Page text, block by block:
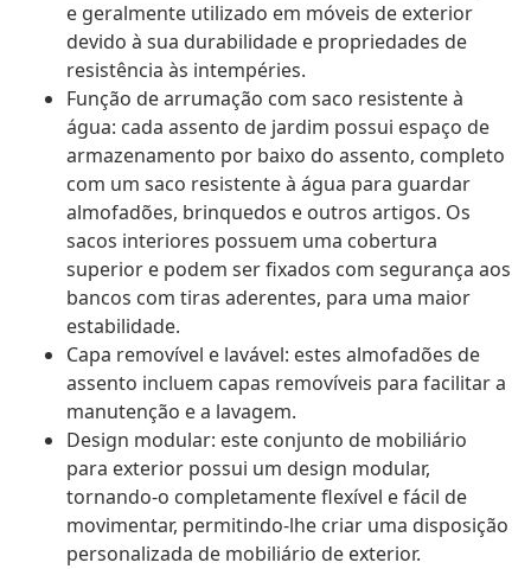
e geralmente utilizado em móveis de exterior
devido à sua durabilidade e propriedades de
resistência às intempéries.
Função de arrumação com saco resistente à
água: cada assento de jardim possui espaço de
armazenamento por baixo do assento, completo
com um saco resistente à água para guardar
almofadões, brinquedos e outros artigos. Os
sacos interiores possuem uma cobertura
superior e podem ser fixados com segurança aos
bancos com tiras aderentes, para uma maior
estabilidade.
Capa removível e lavável: estes almofadões de
assento incluem capas removíveis para facilitar a
manutenção e a lavagem.
Design modular: este conjunto de mobiliário
para exterior possui um design modular,
tornando-o completamente flexível e fácil de
movimentar, permitindo-lhe criar uma disposição
personalizada de mobiliário de exterior.